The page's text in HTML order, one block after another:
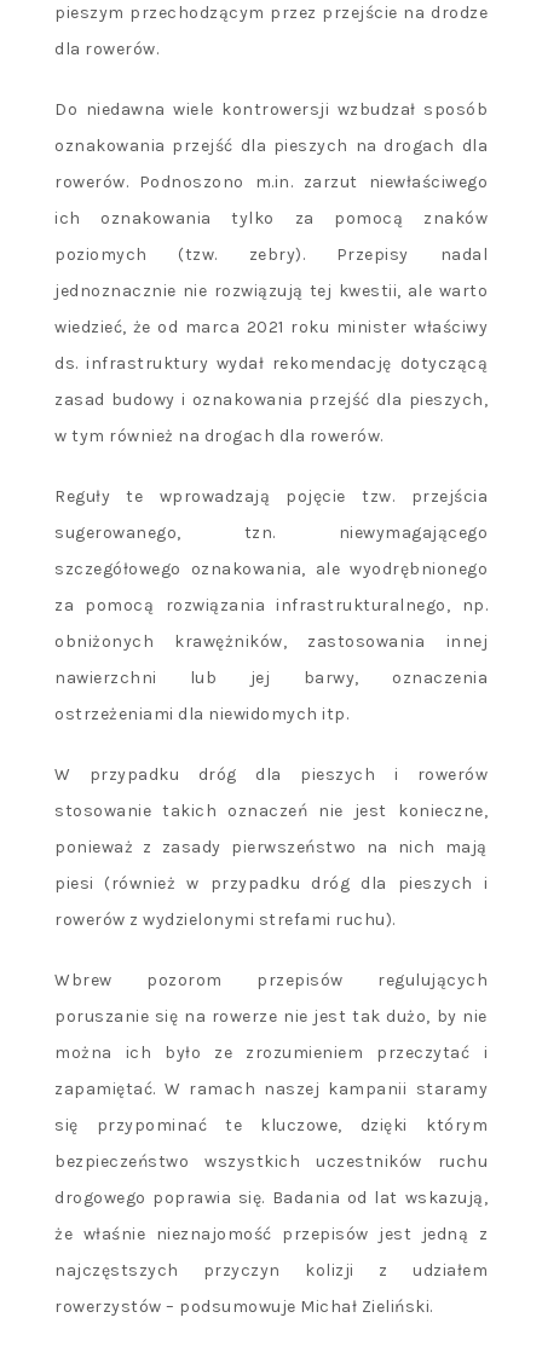
pieszym przechodzącym przez przejście na drodze
dla rowerów.
Do niedawna wiele kontrowersji wzbudzał sposób
oznakowania przejść dla pieszych na drogach dla
rowerów. Podnoszono m.in. zarzut niewłaściwego
ich oznakowania tylko za pomocą znaków
poziomych (tzw. zebry). Przepisy nadal
jednoznacznie nie rozwiązują tej kwestii, ale warto
wiedzieć, że od marca 2021 roku minister właściwy
ds. infrastruktury wydał rekomendację dotyczącą
zasad budowy i oznakowania przejść dla pieszych,
w tym również na drogach dla rowerów.
Reguły te wprowadzają pojęcie tzw. przejścia
sugerowanego, tzn. niewymagającego
szczegółowego oznakowania, ale wyodrębnionego
za pomocą rozwiązania infrastrukturalnego, np.
obniżonych krawężników, zastosowania innej
nawierzchni lub jej barwy, oznaczenia
ostrzeżeniami dla niewidomych itp.
W przypadku dróg dla pieszych i rowerów
stosowanie takich oznaczeń nie jest konieczne,
ponieważ z zasady pierwszeństwo na nich mają
piesi (również w przypadku dróg dla pieszych i
rowerów z wydzielonymi strefami ruchu).
Wbrew pozorom przepisów regulujących
poruszanie się na rowerze nie jest tak dużo, by nie
można ich było ze zrozumieniem przeczytać i
zapamiętać. W ramach naszej kampanii staramy
się przypominać te kluczowe, dzięki którym
bezpieczeństwo wszystkich uczestników ruchu
drogowego poprawia się. Badania od lat wskazują,
że właśnie nieznajomość przepisów jest jedną z
najczęstszych przyczyn kolizji z udziałem
rowerzystów – podsumowuje Michał Zieliński.